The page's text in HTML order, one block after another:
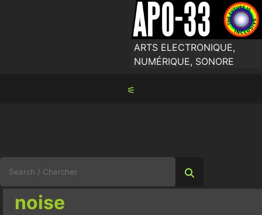
ARTS ELECTRONIQUE,
NUMÉRIQUE, SONORE
⚟
for:
noise